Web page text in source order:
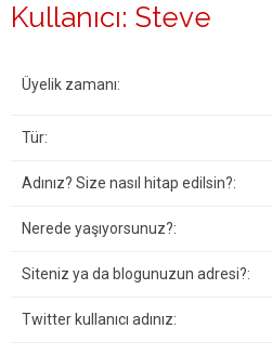
Kullanıcı: Steve
Üyelik zamanı:
Tür:
Adınız? Size nasıl hitap edilsin?:
Nerede yaşıyorsunuz?:
Siteniz ya da blogunuzun adresi?:
Twitter kullanıcı adınız: